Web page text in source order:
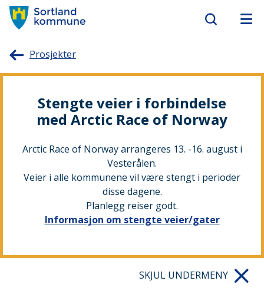
kommune
Prosjekter
Stengte veier i forbindelse
med Arctic Race of Norway
Arctic Race of Norway arrangeres 13. -16. august i
Vesterålen.
Veier i alle kommunene vil være stengt i perioder
disse dagene.
Planlegg reiser godt.
Informasjon om stengte veier/gater
SKJUL UNDERMENY